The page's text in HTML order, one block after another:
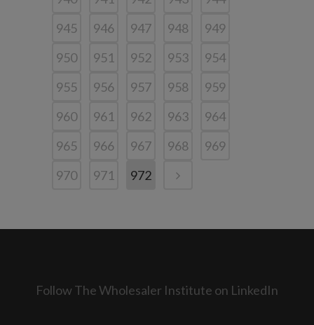
945
946 947 948
949
950
951 952 953
954
955
956 957 958
959
960
961 962 963
964
965
966 967 968
969
970
971 972
Follow The Wholesaler Institute on LinkedIn